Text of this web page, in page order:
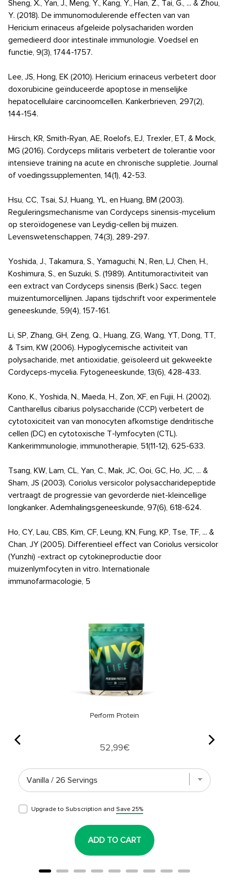
Sheng, X., Yan, J., Meng, Y., Kang, Y., Han, Z., Tai, G., ... & Zhou,
Y. (2018). De immunomodulerende effecten van van
Hericium erinaceus afgeleide polysachariden worden
gemedieerd door intestinale immunologie. Voedsel en
functie, 9(3), 1744-1757.
Lee, JS, Hong, EK (2010). Hericium erinaceus verbetert door
doxorubicine geïnduceerde apoptose in menselijke
hepatocellulaire carcinoomcellen. Kankerbrieven, 297(2),
144-154.
Hirsch, KR, Smith-Ryan, AE, Roelofs, EJ, Trexler, ET, & Mock,
MG (2016). Cordyceps militaris verbetert de tolerantie voor
intensieve training na acute en chronische suppletie. Journal
of voedingssupplementen, 14(1), 42-53.
Hsu, CC, Tsai, SJ, Huang, YL, en Huang, BM (2003).
Reguleringsmechanisme van Cordyceps sinensis-mycelium
op steroïdogenese van Leydig-cellen bij muizen.
Levenswetenschappen, 74(3), 289-297.
Yoshida, J., Takamura, S., Yamaguchi, N., Ren, LJ, Chen, H.,
Koshimura, S., en Suzuki, S. (1989). Antitumoractiviteit van
een extract van Cordyceps sinensis (Berk.) Sacc. tegen
muizentumorcellijnen. Japans tijdschrift voor experimentele
geneeskunde, 59(4), 157-161.
Li, SP, Zhang, GH, Zeng, Q., Huang, ZG, Wang, YT, Dong, TT,
& Tsim, KW (2006). Hypoglycemische activiteit van
polysacharide, met antioxidatie, geïsoleerd uit gekweekte
Cordyceps-mycelia. Fytogeneeskunde, 13(6), 428-433.
Kono, K., Yoshida, N., Maeda, H., Zon, XF, en Fujii, H. (2002).
Cantharellus cibarius polysaccharide (CCP) verbetert de
cytotoxiciteit van van monocyten afkomstige dendritische
cellen (DC) en cytotoxische T-lymfocyten (CTL).
Kankerimmunologie, immunotherapie, 51(11-12), 625-633.
Tsang, KW, Lam, CL, Yan, C., Mak, JC, Ooi, GC, Ho, JC, ... &
Sham, JS (2003). Coriolus versicolor polysaccharidepeptide
vertraagt ​​de progressie van gevorderde niet-kleincellige
longkanker. Ademhalingsgeneeskunde, 97(6), 618-624.
Ho, CY, Lau, CBS, Kim, CF, Leung, KN, Fung, KP, Tse, TF, ... &
Chan, JY (2005). Differentieel effect van Coriolus versicolor
(Yunzhi) -extract op cytokineproductie door
muizenlymfocyten in vitro. Internationale
immunofarmacologie, 5
Perform Protein
Price
52,99€
Upgrade to Subscription and Save 25%
ADD TO CART